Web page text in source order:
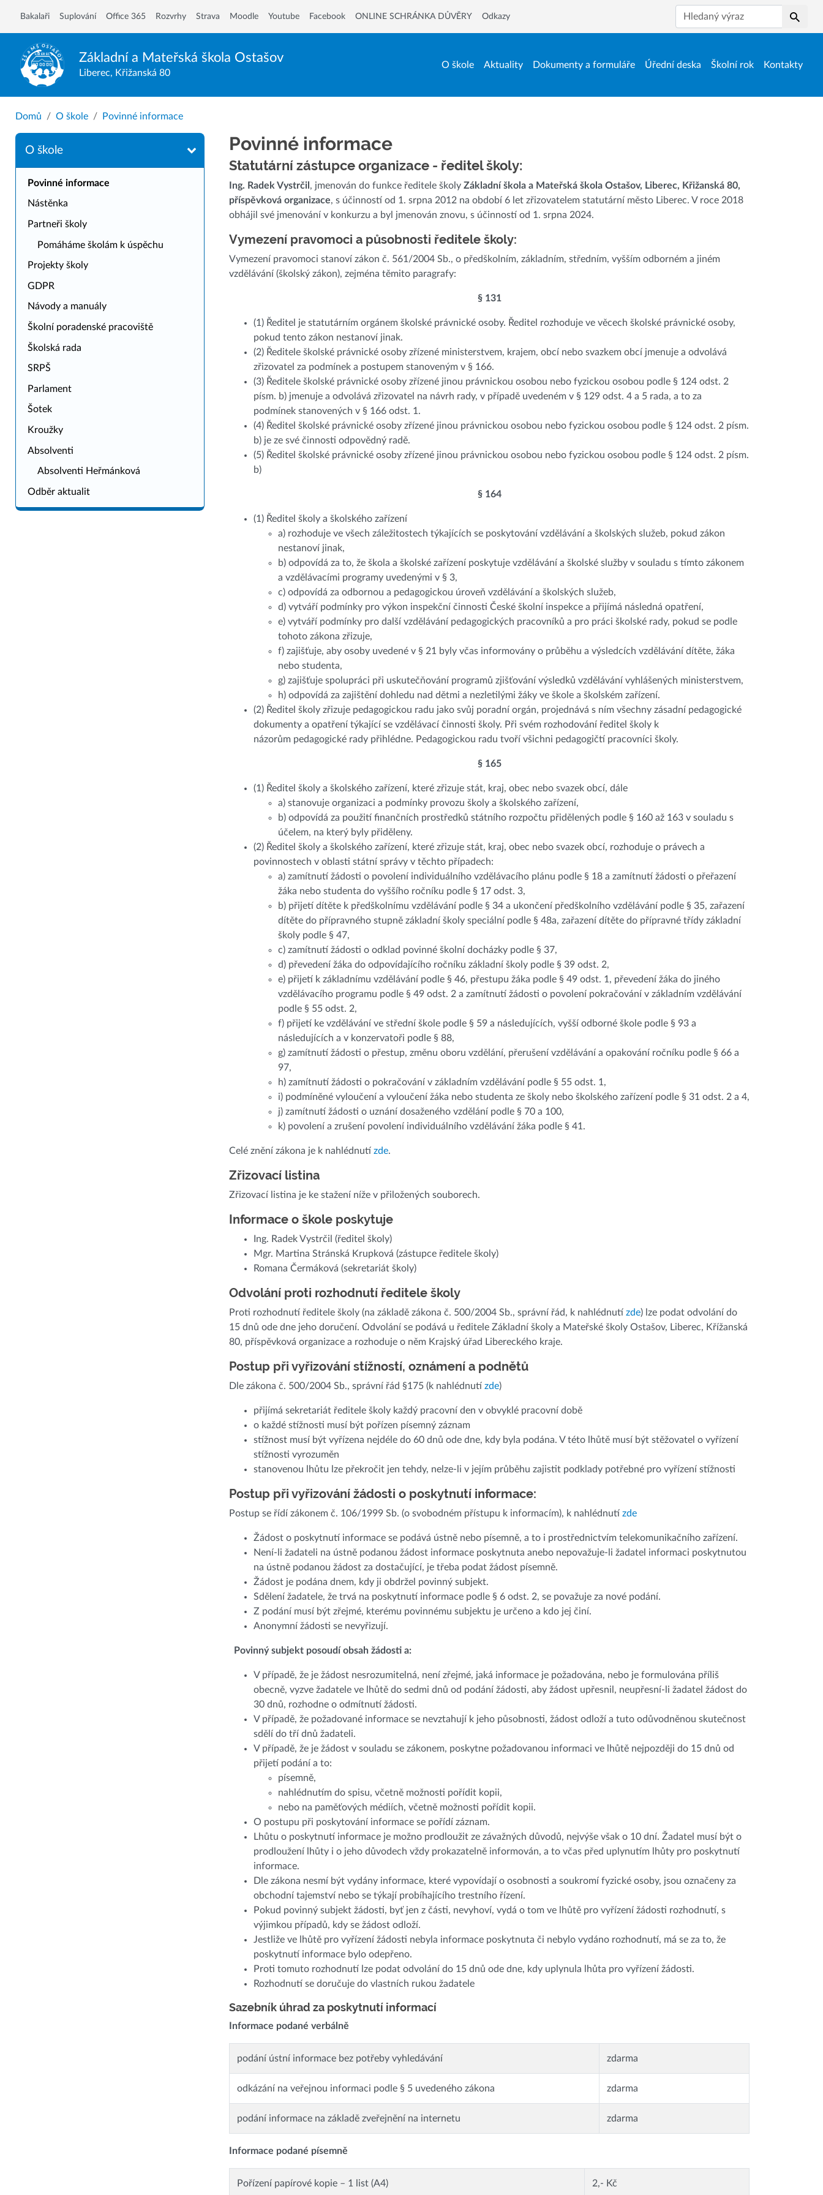
Základní a Mateřská škola Ostašov
Liberec, Křižanská 80
O škole Aktuality Dokumenty a formuláře Úřední deska Školní rok Kontakty
Bakalaři Suplování Office 365 Rozvrhy Strava Moodle Youtube Facebook ONLINE SCHRÁNKA DŮVĚRY Odkazy
Hledat
Domů O škole Povinné informace
O škole
Povinné informace
Nástěnka
Partneři školy
Pomáháme školám k úspěchu
Projekty školy
GDPR
Návody a manuály
Školní poradenské pracoviště
Školská rada
SRPŠ
Parlament
Šotek
Kroužky
Absolventi
Absolventi Heřmánková
Odběr aktualit
Povinné informace
Statutární zástupce organizace - ředitel školy:
Ing. Radek Vystrčil , jmenován do funkce ředitele školyZákladní škola a Mateřská škola Ostašov, Liberec, Křižanská 80,
příspěvková organizace, s účinností od 1. srpna 2012 na období 6 let zřizovatelem statutární město Liberec. V roce 2018
obhájil své jmenování v konkurzu a byl jmenován znovu, s účinností od 1. srpna 2024.
Vymezení pravomoci a působnosti ředitele školy:
Vymezení pravomoci stanoví zákon č. 561/2004 Sb., o předškolním, základním, středním, vyšším odborném a jiném
vzdělávání (školský zákon), zejména těmito paragrafy:
§ 131
(1) Ředitel je statutárním orgánem školské právnické osoby. Ředitel rozhoduje ve věcech školské právnické osoby,
pokud tento zákon nestanoví jinak.
(2) Ředitele školské právnické osoby zřízené ministerstvem, krajem, obcí nebo svazkem obcí jmenuje a odvolává
zřizovatel za podmínek a postupem stanoveným v § 166.
(3) Ředitele školské právnické osoby zřízené jinou právnickou osobou nebo fyzickou osobou podle § 124 odst. 2
písm. b) jmenuje a odvolává zřizovatel na návrh rady, v případě uvedeném v § 129 odst. 4 a 5 rada, a to za
podmínek stanovených v § 166 odst. 1.
(4) Ředitel školské právnické osoby zřízené jinou právnickou osobou nebo fyzickou osobou podle § 124 odst. 2 písm.
b) je ze své činnosti odpovědný radě.
(5) Ředitel školské právnické osoby zřízené jinou právnickou osobou nebo fyzickou osobou podle § 124 odst. 2 písm.
b)
§ 164
(1) Ředitel školy a školského zařízení
a) rozhoduje ve všech záležitostech týkajících se poskytování vzdělávání a školských služeb, pokud zákon
nestanoví jinak,
b) odpovídá za to, že škola a školské zařízení poskytuje vzdělávání a školské služby v souladu s tímto zákonem
a vzdělávacími programy uvedenými v § 3,
c) odpovídá za odbornou a pedagogickou úroveň vzdělávání a školských služeb,
d) vytváří podmínky pro výkon inspekční činnosti České školní inspekce a přijímá následná opatření,
e) vytváří podmínky pro další vzdělávání pedagogických pracovníků a pro práci školské rady, pokud se podle
tohoto zákona zřizuje,
f) zajišťuje, aby osoby uvedené v § 21 byly včas informovány o průběhu a výsledcích vzdělávání dítěte, žáka
nebo studenta,
g) zajišťuje spolupráci při uskutečňování programů zjišťování výsledků vzdělávání vyhlášených ministerstvem,
h) odpovídá za zajištění dohledu nad dětmi a nezletilými žáky ve škole a školském zařízení.
(2) Ředitel školy zřizuje pedagogickou radu jako svůj poradní orgán, projednává s ním všechny zásadní pedagogické
dokumenty a opatření týkající se vzdělávací činnosti školy. Při svém rozhodování ředitel školy k
názorům pedagogické rady přihlédne. Pedagogickou radu tvoří všichni pedagogičtí pracovníci školy.
§ 165
(1) Ředitel školy a školského zařízení, které zřizuje stát, kraj, obec nebo svazek obcí, dále
a) stanovuje organizaci a podmínky provozu školy a školského zařízení,
b) odpovídá za použití finančních prostředků státního rozpočtu přidělených podle § 160 až 163 v souladu s
účelem, na který byly přiděleny.
(2) Ředitel školy a školského zařízení, které zřizuje stát, kraj, obec nebo svazek obcí, rozhoduje o právech a
povinnostech v oblasti státní správy v těchto případech:
a) zamítnutí žádosti o povolení individuálního vzdělávacího plánu podle § 18 a zamítnutí žádosti o přeřazení
žáka nebo studenta do vyššího ročníku podle § 17 odst. 3,
b) přijetí dítěte k předškolnímu vzdělávání podle § 34 a ukončení předškolního vzdělávání podle § 35, zařazení
dítěte do přípravného stupně základní školy speciální podle § 48a, zařazení dítěte do přípravné třídy základní
školy podle § 47,
c) zamítnutí žádosti o odklad povinné školní docházky podle § 37,
d) převedení žáka do odpovídajícího ročníku základní školy podle § 39 odst. 2,
e) přijetí k základnímu vzdělávání podle § 46, přestupu žáka podle § 49 odst. 1, převedení žáka do jiného
vzdělávacího programu podle § 49 odst. 2 a zamítnutí žádosti o povolení pokračování v základním vzdělávání
podle § 55 odst. 2,
f) přijetí ke vzdělávání ve střední škole podle § 59 a následujících, vyšší odborné škole podle § 93 a
následujících a v konzervatoři podle § 88,
g) zamítnutí žádosti o přestup, změnu oboru vzdělání, přerušení vzdělávání a opakování ročníku podle § 66 a
97,
h) zamítnutí žádosti o pokračování v základním vzdělávání podle § 55 odst. 1,
i) podmíněné vyloučení a vyloučení žáka nebo studenta ze školy nebo školského zařízení podle § 31 odst. 2 a 4,
j) zamítnutí žádosti o uznání dosaženého vzdělání podle § 70 a 100,
k) povolení a zrušení povolení individuálního vzdělávání žáka podle § 41.
Celé znění zákona je k nahlédnutízde.
Zřizovací listina
Zřizovací listina je ke stažení níže v přiložených souborech.
Informace o škole poskytuje
Ing. Radek Vystrčil (ředitel školy)
Mgr. Martina Stránská Krupková (zástupce ředitele školy)
Romana Čermáková (sekretariát školy)
Odvolání proti rozhodnutí ředitele školy
Proti rozhodnutí ředitele školy (na základě zákona č. 500/2004 Sb., správní řád, k nahlédnutízde) lze podat odvolání do
15 dnů ode dne jeho doručení. Odvolání se podává u ředitele Základní školy a Mateřské školy Ostašov, Liberec, Křížanská
80, příspěvková organizace a rozhoduje o něm Krajský úřad Libereckého kraje.
Postup při vyřizování stížností, oznámení a podnětů
Dle zákona č. 500/2004 Sb., správní řád §175 (k nahlédnutízde)
přijímá sekretariát ředitele školy každý pracovní den v obvyklé pracovní době
o každé stížnosti musí být pořízen písemný záznam
stížnost musí být vyřízena nejdéle do 60 dnů ode dne, kdy byla podána. V této lhůtě musí být stěžovatel o vyřízení
stížnosti vyrozuměn
stanovenou lhůtu lze překročit jen tehdy, nelze-li v jejím průběhu zajistit podklady potřebné pro vyřízení stížnosti
Postup při vyřizování žádosti o poskytnutí informace:
Postup se řídí zákonem č. 106/1999 Sb. (o svobodném přístupu k informacím), k nahlédnutízde
Žádost o poskytnutí informace se podává ústně nebo písemně, a to i prostřednictvím telekomunikačního zařízení.
Není-li žadateli na ústně podanou žádost informace poskytnuta anebo nepovažuje-li žadatel informaci poskytnutou
na ústně podanou žádost za dostačující, je třeba podat žádost písemně.
Žádost je podána dnem, kdy ji obdržel povinný subjekt.
Sdělení žadatele, že trvá na poskytnutí informace podle § 6 odst. 2, se považuje za nové podání.
Z podání musí být zřejmé, kterému povinnému subjektu je určeno a kdo jej činí.
Anonymní žádosti se nevyřizují.
Povinný subjekt posoudí obsah žádosti a:
V případě, že je žádost nesrozumitelná, není zřejmé, jaká informace je požadována, nebo je formulována příliš
obecně, vyzve žadatele ve lhůtě do sedmi dnů od podání žádosti, aby žádost upřesnil, neupřesní-li žadatel žádost do
30 dnů, rozhodne o odmítnutí žádosti.
V případě, že požadované informace se nevztahují k jeho působnosti, žádost odloží a tuto odůvodněnou skutečnost
sdělí do tří dnů žadateli.
V případě, že je žádost v souladu se zákonem, poskytne požadovanou informaci ve lhůtě nejpozději do 15 dnů od
přijetí podání a to:
písemně,
nahlédnutím do spisu, včetně možnosti pořídit kopii,
nebo na paměťových médiích, včetně možnosti pořídit kopii.
O postupu při poskytování informace se pořídí záznam.
Lhůtu o poskytnutí informace je možno prodloužit ze závažných důvodů, nejvýše však o 10 dní. Žadatel musí být o
prodloužení lhůty i o jeho důvodech vždy prokazatelně informován, a to včas před uplynutím lhůty pro poskytnutí
informace.
Dle zákona nesmí být vydány informace, které vypovídají o osobnosti a soukromí fyzické osoby, jsou označeny za
obchodní tajemství nebo se týkají probíhajícího trestního řízení.
Pokud povinný subjekt žádosti, byť jen z části, nevyhoví, vydá o tom ve lhůtě pro vyřízení žádosti rozhodnutí, s
výjimkou případů, kdy se žádost odloží.
Jestliže ve lhůtě pro vyřízení žádosti nebyla informace poskytnuta či nebylo vydáno rozhodnutí, má se za to, že
poskytnutí informace bylo odepřeno.
Proti tomuto rozhodnutí lze podat odvolání do 15 dnů ode dne, kdy uplynula lhůta pro vyřízení žádosti.
Rozhodnutí se doručuje do vlastních rukou žadatele
Sazebník úhrad za poskytnutí informací
Informace podané verbálně
podání ústní informace bez potřeby vyhledávání zdarma
odkázání na veřejnou informaci podle § 5 uvedeného zákona zdarma
podání informace na základě zveřejnění na internetu zdarma
Informace podané písemně
Pořízení papírové kopie – 1 list (A4) 2,- Kč